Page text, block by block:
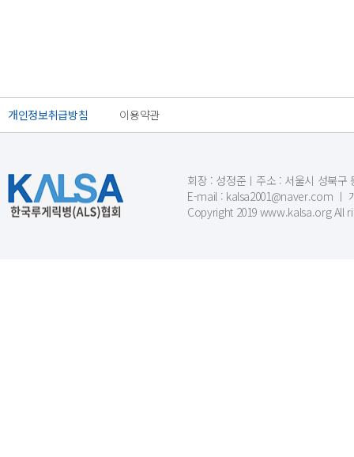
개인정보취급방침 이용약관
회장 : 성정준ㅣ주소 : 서울시 성북구
E-mail : kalsa2001@naver.com ㅣ
Copyright 2019 www.kalsa.org All